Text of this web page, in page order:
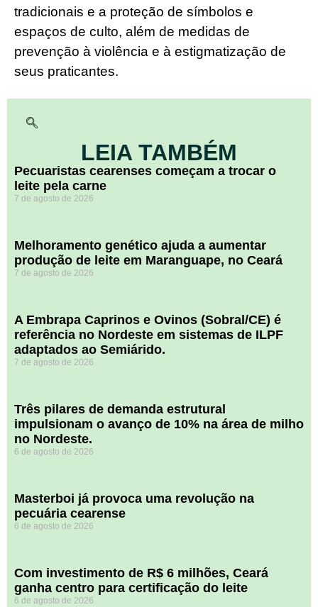
tradicionais e a proteção de símbolos e
espaços de culto, além de medidas de
prevenção à violência e à estigmatização de
seus praticantes.
LEIA TAMBÉM
Pecuaristas cearenses começam a trocar o
leite pela carne
7 de agosto de 2026
Melhoramento genético ajuda a aumentar
produção de leite em Maranguape, no Ceará
7 de agosto de 2026
A Embrapa Caprinos e Ovinos (Sobral/CE) é
referência no Nordeste em sistemas de ILPF
adaptados ao Semiárido.
7 de agosto de 2026
​Três pilares de demanda estrutural
impulsionam o avanço de 10% na área de milho
no Nordeste.
6 de agosto de 2026
Masterboi já provoca uma revolução na
pecuária cearense
6 de agosto de 2026
Com investimento de R$ 6 milhões, Ceará
ganha centro para certificação do leite
6 de agosto de 2026